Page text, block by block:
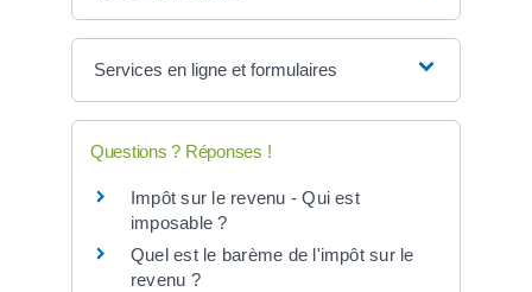
Services en ligne et formulaires
Questions ? Réponses !
Impôt sur le revenu - Qui est
imposable ?
Quel est le barème de l'impôt sur le
revenu ?